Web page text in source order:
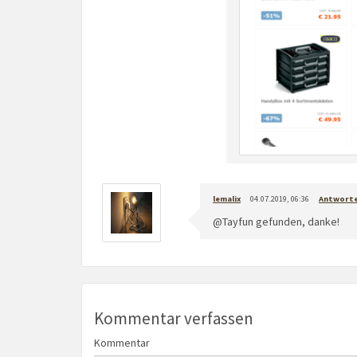
lemalix 04.07.2019, 06:36
@Tayfun gefunden, danke!
Kommentar verfassen
Kommentar